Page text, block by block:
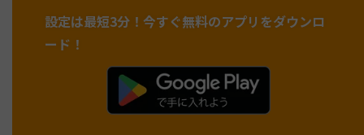
設定は最短3分！ 今すぐ無料のアプリをダウンロ
ード！